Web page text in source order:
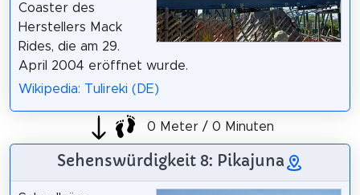
Coaster des
Herstellers Mack
Rides, die am 29.
April 2004 eröffnet wurde.
Wikipedia: Tulireki (DE)
0 Meter / 0 Minuten
Sehenswürdigkeit 8: Pikajuna